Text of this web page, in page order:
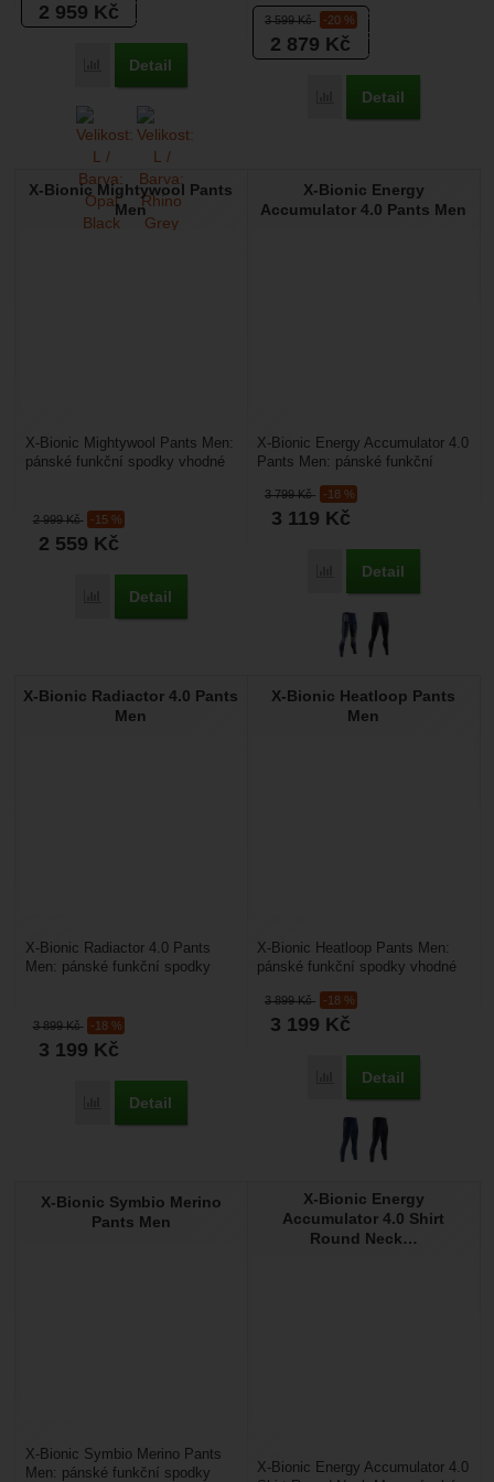
2 959 Kč
Přidat 'X-Bionic Symbio Merino Pants 3/4 Men' k porovnání
Detail
3 599Kč -20 %
2 879 Kč
Přidat 'X-Bionic
Detail
Spodky...
X-Bionic Mightywool Pants
Men
2 999Kč -15 %
2 559 Kč
Přidat 'X-Bionic Mightywool Pants Men' k porovnání
Detail
X-Bionic Mightywool Pants Men:
pánské funkční spodky vhodné
X-Bionic Energy
Accumulator 4.0 Pants Men
3 799Kč -18 %
3 119 Kč
Přidat 'X-Bionic Energy
Detail
X-Bionic Energy Accumulator 4.0
Pants Men: pánské funkční
Spodky jsou...
X-Bionic Radiactor 4.0 Pants
Men
3 899Kč -18 %
3 199 Kč
Přidat 'X-Bionic Radiactor 4.0 Pants Men' k porovnání
Detail
X-Bionic Radiactor 4.0 Pants
Men: pánské funkční spodky
X-Bionic Heatloop Pants
Men
3 899Kč -18 %
3 199 Kč
Přidat 'X-Bionic
Detail
X-Bionic Heatloop Pants Men:
pánské funkční spodky vhodné
izolace Heatloop®...
X-Bionic Symbio Merino
Pants Men
X-Bionic Symbio Merino Pants
Men: pánské funkční spodky
X-Bionic Energy
Accumulator 4.0 Shirt
Round Neck…
X-Bionic Energy Accumulator 4.0